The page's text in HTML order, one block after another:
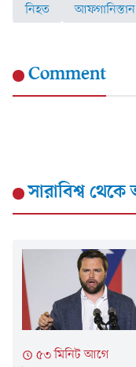
নিহত আফগানিস্তান
Comment
সারাবিশ্বথেকে
৫৩ মিনিট আগে